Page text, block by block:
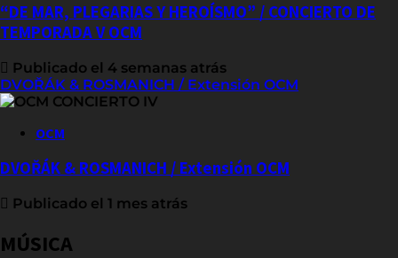
“DE MAR, PLEGARIAS Y HEROÍSMO” / CONCIERTO DE
TEMPORADA V OCM
Publicado el 4 semanas atrás
DVOŘÁK & ROSMANICH / Extensión OCM
OCM
DVOŘÁK & ROSMANICH / Extensión OCM
Publicado el 1 mes atrás
MÚSICA